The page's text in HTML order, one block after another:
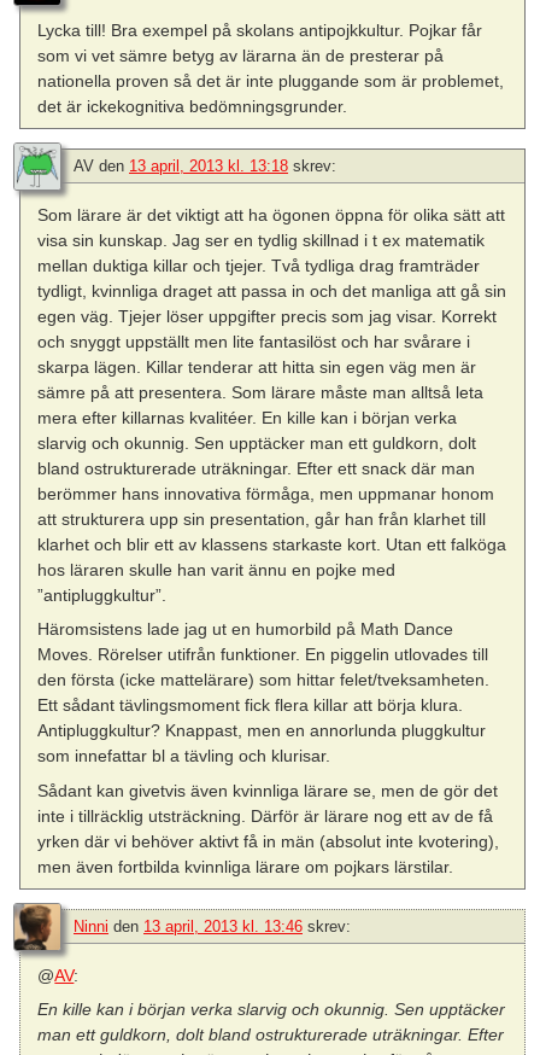
Lycka till! Bra exempel på skolans antipojkkultur. Pojkar får
som vi vet sämre betyg av lärarna än de presterar på
nationella proven så det är inte pluggande som är problemet,
det är ickekognitiva bedömningsgrunder.
AV den 13 april, 2013 kl. 13:18 skrev:
Som lärare är det viktigt att ha ögonen öppna för olika sätt att
visa sin kunskap. Jag ser en tydlig skillnad i t ex matematik
mellan duktiga killar och tjejer. Två tydliga drag framträder
tydligt, kvinnliga draget att passa in och det manliga att gå sin
egen väg. Tjejer löser uppgifter precis som jag visar. Korrekt
och snyggt uppställt men lite fantasilöst och har svårare i
skarpa lägen. Killar tenderar att hitta sin egen väg men är
sämre på att presentera. Som lärare måste man alltså leta
mera efter killarnas kvalitéer. En kille kan i början verka
slarvig och okunnig. Sen upptäcker man ett guldkorn, dolt
bland ostrukturerade uträkningar. Efter ett snack där man
berömmer hans innovativa förmåga, men uppmanar honom
att strukturera upp sin presentation, går han från klarhet till
klarhet och blir ett av klassens starkaste kort. Utan ett falköga
hos läraren skulle han varit ännu en pojke med
”antipluggkultur”.
Häromsistens lade jag ut en humorbild på Math Dance
Moves. Rörelser utifrån funktioner. En piggelin utlovades till
den första (icke mattelärare) som hittar felet/tveksamheten.
Ett sådant tävlingsmoment fick flera killar att börja klura.
Antipluggkultur? Knappast, men en annorlunda pluggkultur
som innefattar bl a tävling och klurisar.
Sådant kan givetvis även kvinnliga lärare se, men de gör det
inte i tillräcklig utsträckning. Därför är lärare nog ett av de få
yrken där vi behöver aktivt få in män (absolut inte kvotering),
men även fortbilda kvinnliga lärare om pojkars lärstilar.
Ninni den 13 april, 2013 kl. 13:46 skrev:
@AV:
En kille kan i början verka slarvig och okunnig. Sen upptäcker
man ett guldkorn, dolt bland ostrukturerade uträkningar. Efter